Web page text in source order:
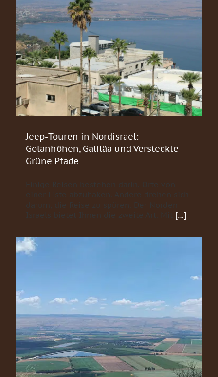
Jeep-Touren in Nordisrael:
Golanhöhen, Galiläa und Versteckte
Grüne Pfade
Einige Reisen bestehen darin, Orte von
einer Liste abzuhaken. Andere drehen sich
darum, die Reise zu spüren. Der Norden
Israels bietet Ihnen die zweite Art. Mit […]